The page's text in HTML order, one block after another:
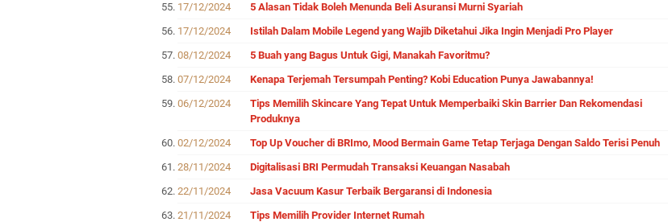
17/12/2024
5 Alasan Tidak Boleh Menunda Beli Asuransi Murni Syariah
17/12/2024
Istilah Dalam Mobile Legend yang Wajib Diketahui Jika Ingin Menjadi Pro Player
08/12/2024
5 Buah yang Bagus Untuk Gigi, Manakah Favoritmu?
07/12/2024
Kenapa Terjemah Tersumpah Penting? Kobi Education Punya Jawabannya!
06/12/2024
Tips Memilih Skincare Yang Tepat Untuk Memperbaiki Skin Barrier Dan Rekomendasi
Produknya
02/12/2024
Top Up Voucher di BRImo, Mood Bermain Game Tetap Terjaga Dengan Saldo Terisi Penuh
28/11/2024
Digitalisasi BRI Permudah Transaksi Keuangan Nasabah
22/11/2024
Jasa Vacuum Kasur Terbaik Bergaransi di Indonesia
21/11/2024
Tips Memilih Provider Internet Rumah